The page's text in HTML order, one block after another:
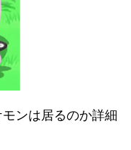
ンは居るのか詳細